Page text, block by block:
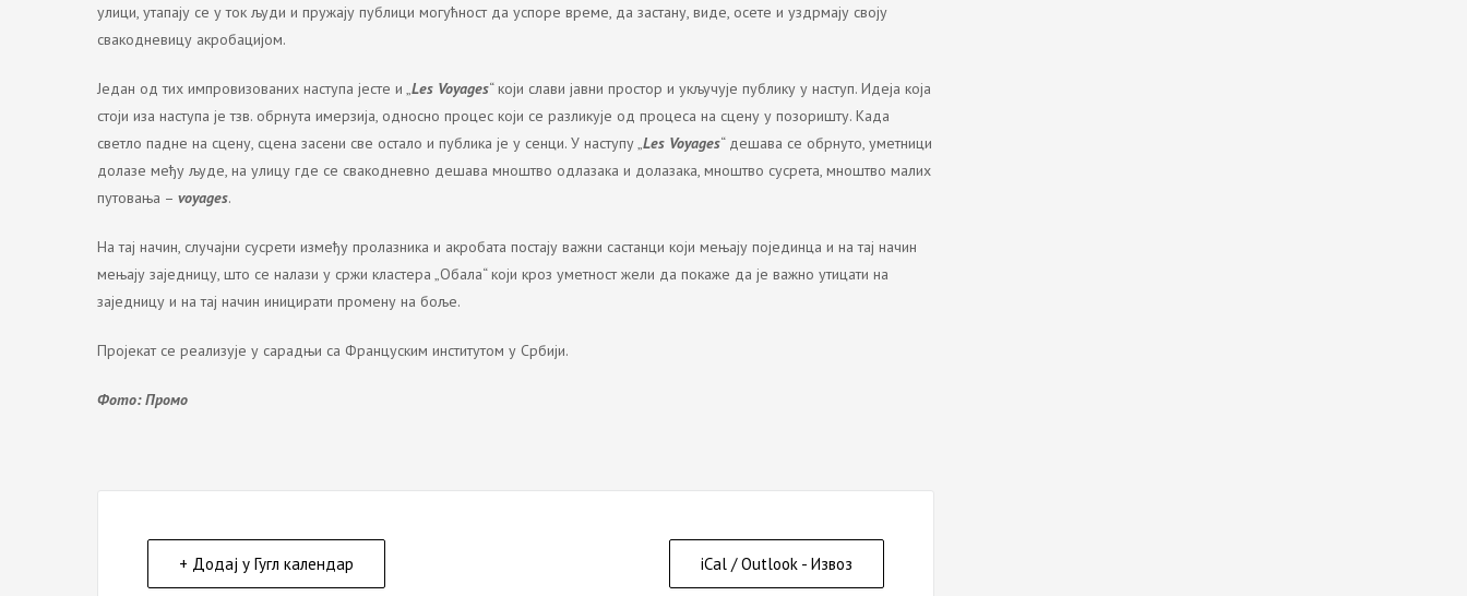
улици, утапају се у ток људи и пружају публици могућност да успоре време, да застану, виде, осете и уздрмају своју
свакодневицу акробацијом.
Један од тих импровизованих наступа јесте и „ Les Voyages“ који слави јавни простор и укључује публику у наступ. Идеја која
стоји иза наступа је тзв. обрнута имерзија, односно процес који се разликује од процеса на сцену у позоришту. Када
светло падне на сцену, сцена засени све остало и публика је у сенци. У наступу „ Les Voyages“ дешава се обрнуто, уметници
долазе међу људе, на улицу где се свакодневно дешава мноштво одлазака и долазака, мноштво сусрета, мноштво малих
путовања – voyages.
На тај начин, случајни сусрети између пролазника и акробата постају важни састанци који мењају појединца и на тај начин
мењају заједницу, што се налази у сржи кластера „Обала“ који кроз уметност жели да покаже да је важно утицати на
заједницу и на тај начин иницирати промену на боље.
Пројекат се реализује у сарадњи са Француским институтом у Србији.
Фото: Промо
+ Додај у Гугл календар iCal / Outlook - Извоз